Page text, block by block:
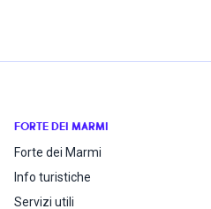
FORTE DEI MARMI
Forte dei Marmi
Info turistiche
Servizi utili